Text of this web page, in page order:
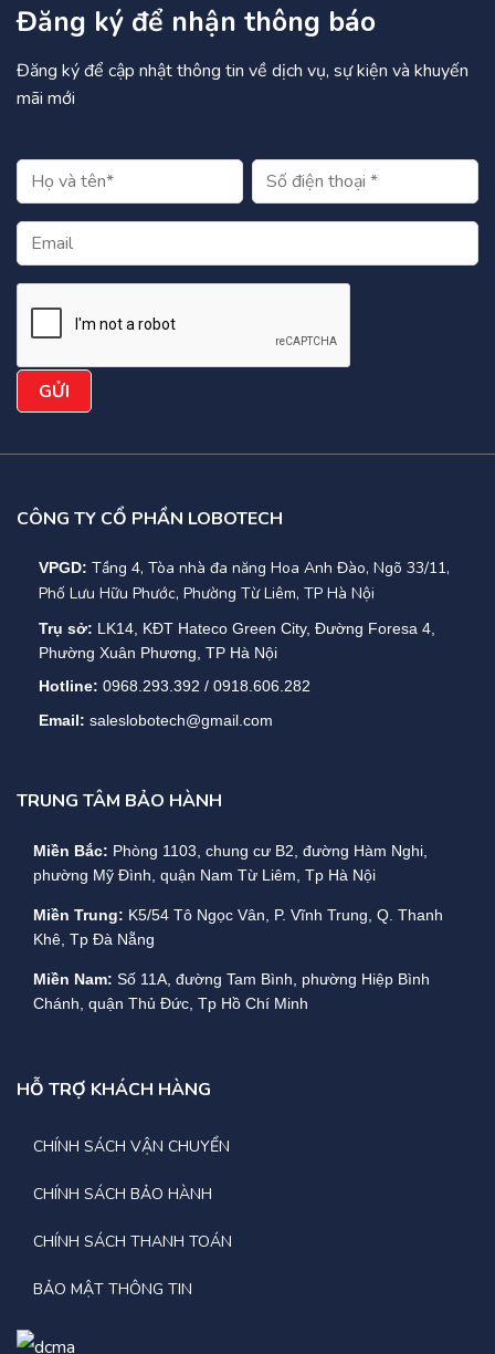
Đăng ký để nhận thông báo
Đăng ký để cập nhật thông tin về dịch vụ, sự kiện và khuyến
mãi mới
CÔNG TY CỔ PHẦN LOBOTECH
VPGD: Tầng 4, Tòa nhà đa năng Hoa Anh Đào, Ngõ 33/11,
Phố Lưu Hữu Phước, Phường Từ Liêm, TP Hà Nội
Trụ sở: LK14, KĐT Hateco Green City, Đường Foresa 4,
Phường Xuân Phương, TP Hà Nội
Hotline: 0968.293.392 / 0918.606.282
Email: saleslobotech@gmail.com
TRUNG TÂM BẢO HÀNH
Miền Bắc: Phòng 1103, chung cư B2, đường Hàm Nghi,
phường Mỹ Đình, quận Nam Từ Liêm, Tp Hà Nội
Miền Trung: K5/54 Tô Ngọc Vân, P. Vĩnh Trung, Q. Thanh
Khê, Tp Đà Nẵng
Miền Nam: Số 11A, đường Tam Bình, phường Hiệp Bình
Chánh, quận Thủ Đức, Tp Hồ Chí Minh
HỖ TRỢ KHÁCH HÀNG
CHÍNH SÁCH VẬN CHUYỂN
CHÍNH SÁCH BẢO HÀNH
CHÍNH SÁCH THANH TOÁN
BẢO MẬT THÔNG TIN